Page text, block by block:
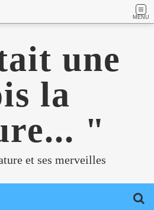
MENU
une
la
"
et ses merveilles